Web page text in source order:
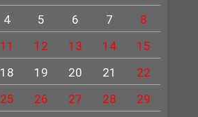
4 5 6 7
8
11 12 13 14
15
18 19 20 21
22
25 26 27 28
29